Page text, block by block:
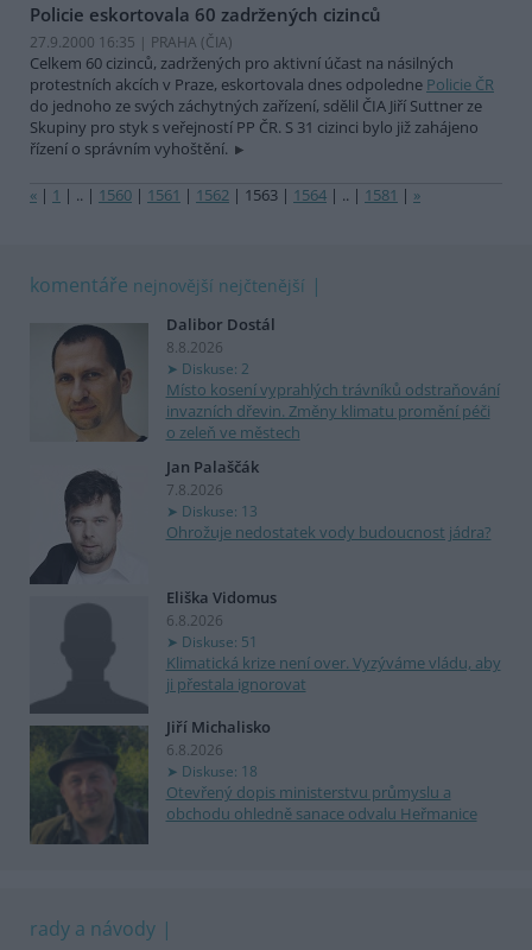
Policie eskortovala 60 zadržených cizinců
27.9.2000 16:35 | PRAHA (ČIA)
Celkem 60 cizinců, zadržených pro aktivní účast na násilných
protestních akcích v Praze, eskortovala dnes odpoledne Policie ČR
do jednoho ze svých záchytných zařízení, sdělil ČIA Jiří Suttner ze
Skupiny pro styk s veřejností PP ČR. S 31 cizinci bylo již zahájeno
řízení o správním vyhoštění.
« | 1 | .. | 1560 | 1561 | 1562 | 1563 | 1564 | .. | 1581 | »
komentáře nejnovější nejčtenější
Dalibor Dostál
8.8.2026
Diskuse: 2
Místo kosení vyprahlých trávníků odstraňování
invazních dřevin. Změny klimatu promění péči
o zeleň ve městech
Jan Palaščák
7.8.2026
Diskuse: 13
Ohrožuje nedostatek vody budoucnost jádra?
Eliška Vidomus
6.8.2026
Diskuse: 51
Klimatická krize není over. Vyzýváme vládu, aby
ji přestala ignorovat
Jiří Michalisko
6.8.2026
Diskuse: 18
Otevřený dopis ministerstvu průmyslu a
obchodu ohledně sanace odvalu Heřmanice
rady a návody